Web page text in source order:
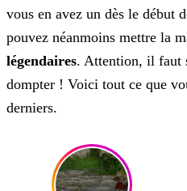
vous en avez un dès le début
pouvez néanmoins mettre la
légendaires. Attention, il faut
dompter ! Voici tout ce que
derniers.